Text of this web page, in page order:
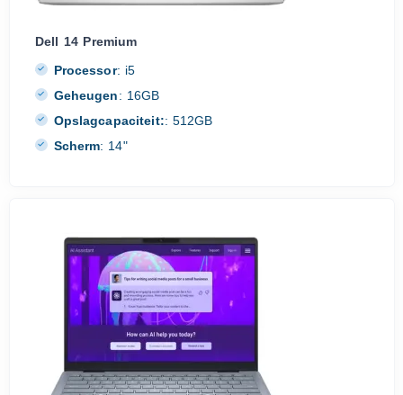
Dell 14 Premium
Processor: i5
Geheugen: 16GB
Opslagcapaciteit:: 512GB
Scherm: 14"